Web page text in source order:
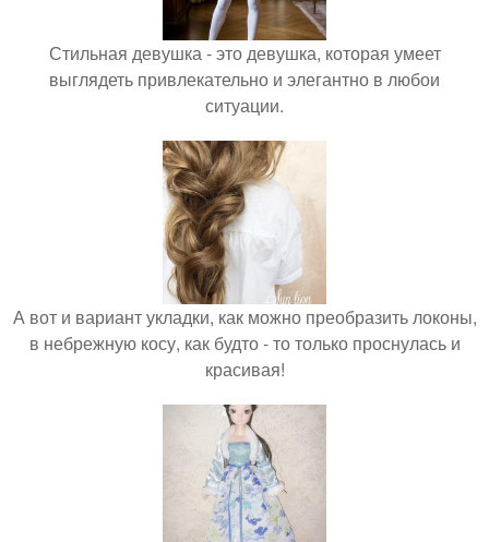
Стильная девушка - это девушка, которая умеет
выглядеть привлекательно и элегантно в любои
ситуации.
А вот и вариант укладки, как можно преобразить локоны,
в небрежную косу, как будто - то только проснулась и
красивая!